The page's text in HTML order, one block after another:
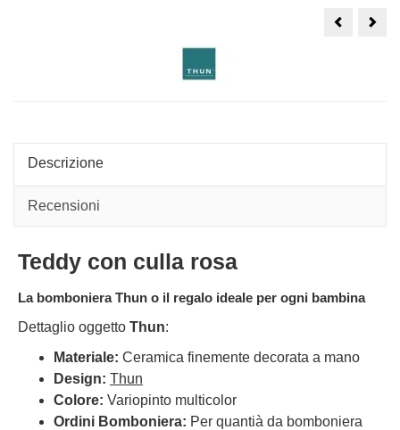
Ballerina
Descrizione
Recensioni
Teddy con culla rosa
La bomboniera Thun o il regalo ideale per ogni bambina
Dettaglio oggetto Thun:
Materiale: Ceramica finemente decorata a mano
Design: Thun
Colore: Variopinto multicolor
Ordini Bomboniera: Per quantià da bomboniera